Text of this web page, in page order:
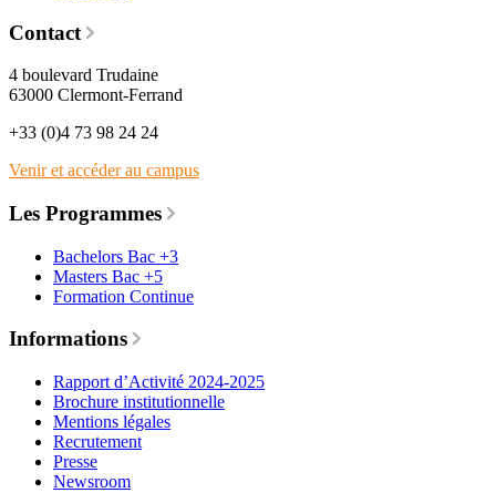
Contact
4 boulevard Trudaine
63000 Clermont-Ferrand
+33 (0)4 73 98 24 24
Venir et accéder au campus
Les Programmes
Bachelors Bac +3
Masters Bac +5
Formation Continue
Informations
Rapport d’Activité 2024-2025
Brochure institutionnelle
Mentions légales
Recrutement
Presse
Newsroom